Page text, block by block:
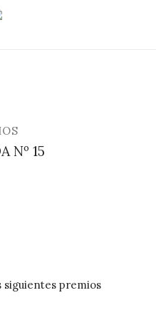
Nº 15
siguientes premios